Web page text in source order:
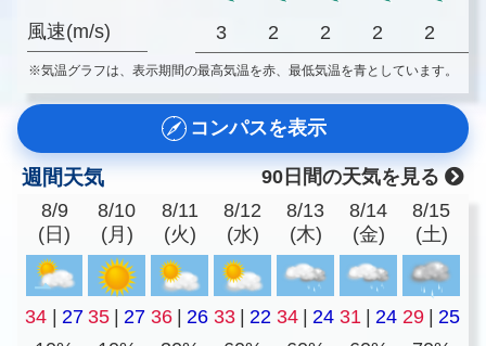
風速(m/s) 3 2 2 2 2
※気温グラフは、表示期間の最高気温を赤、最低気温を青としています。
コンパスを表示
週間天気
90日間の天気を見る
8/9
(日)
8/10
(月)
8/11
(火)
8/12
(水)
8/13
(木)
8/14
(金)
8/15
(土)
34 27 35 27 36 26 33 22 34 24 31 24 29
25